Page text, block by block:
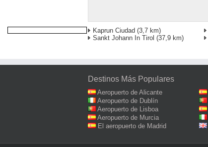
Kaprun Ciudad (3,7 km)
Sankt Johann In Tirol (37,9 km)
Destinos Más Populares
Aeropuerto de Alicante
Aeropuerto de Dublín
Aeropuerto de Lisboa
Aeropuerto de Murcia
El aeropuerto de Madrid